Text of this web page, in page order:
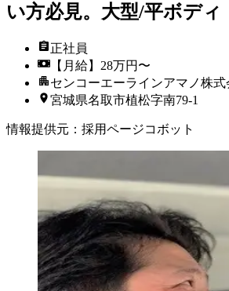
い方必見。大型/平ボディ
正社員
【月給】28万円〜
センコーエーラインアマノ株式
宮城県名取市植松字南79-1
情報提供元 ： 採用ページコボット